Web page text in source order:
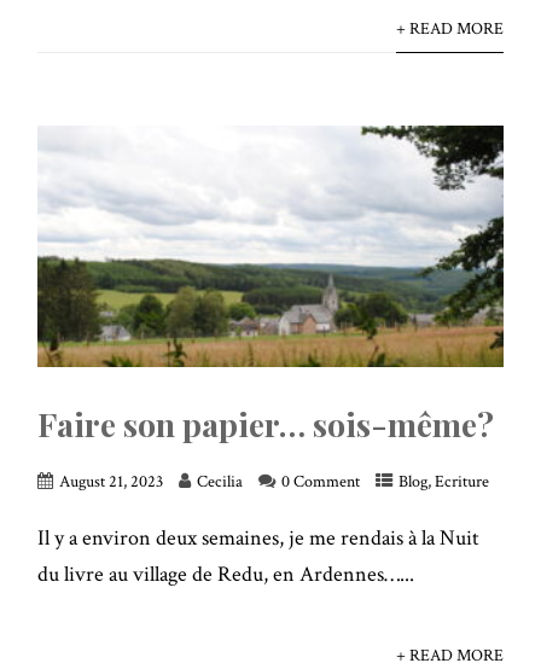
+ READ MORE
Faire son papier… sois-même?
August 21, 2023 Cecilia 0 Comment Blog,Ecriture
Il y a environ deux semaines, je me rendais à la Nuit
du livre au village de Redu, en Ardennes…...
+ READ MORE